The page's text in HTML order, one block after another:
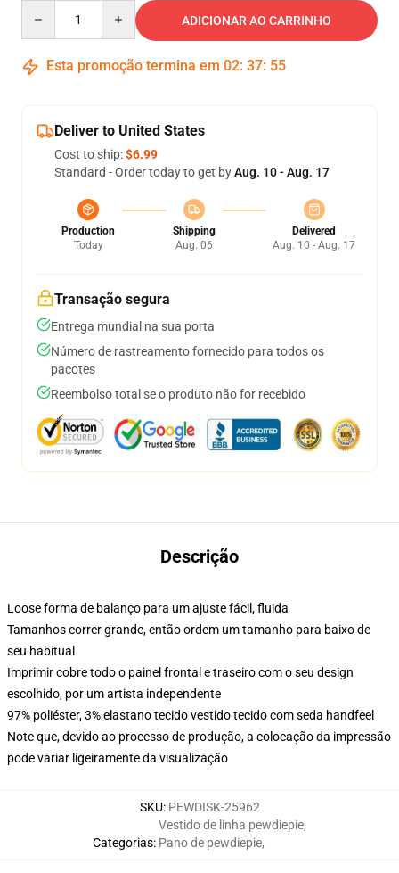
ADICIONAR AO CARRINHO
Esta promoção termina em 02: 37: 54
Deliver to United States
Cost to ship:$6.99
Standard - Order today to get byAug. 10 - Aug. 17
Production
Today
Shipping
Aug. 06
Delivered
Aug. 10 - Aug. 17
Transação segura
Entrega mundial na sua porta
Número de rastreamento fornecido para todos os
pacotes
Reembolso total se o produto não for recebido
Descrição
Loose forma de balanço para um ajuste fácil, fluida
Tamanhos correr grande, então ordem um tamanho para baixo de
seu habitual
Imprimir cobre todo o painel frontal e traseiro com o seu design
escolhido, por um artista independente
97% poliéster, 3% elastano tecido vestido tecido com seda handfeel
Note que, devido ao processo de produção, a colocação da impressão
pode variar ligeiramente da visualização
SKU: PEWDISK-25962
Categorias:
Vestido de linha pewdiepie,
Pano de pewdiepie,